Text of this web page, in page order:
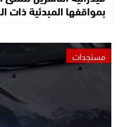
بمواقفها المبدئية ذات
مستجدات